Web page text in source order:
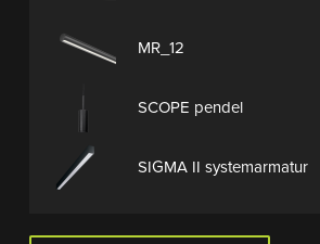
MR_12
SCOPE pendel
SIGMA II systemarmatur